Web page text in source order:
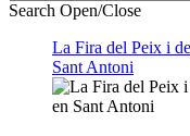
Search Open/Close
La Fira del Peix i
Sant Antoni